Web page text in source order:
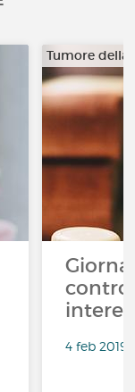
Tumore della
contro
4 feb 2019